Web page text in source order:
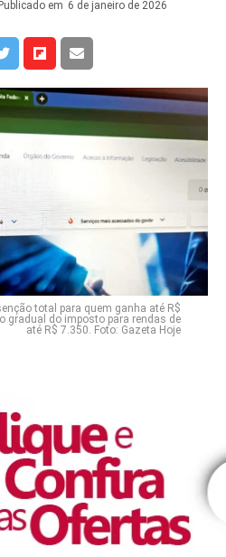
Publicado em 6 de janeiro de 2026
total para quem ganha até R$
gradual do imposto para rendas de
até R$ 7.350. Foto: Gazeta Hoje